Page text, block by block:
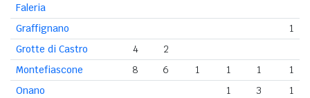
Faleria
Graffignano
1
Grotte di Castro
4
2
Montefiascone
8 6 1 1 1
1
Onano
1 3
1